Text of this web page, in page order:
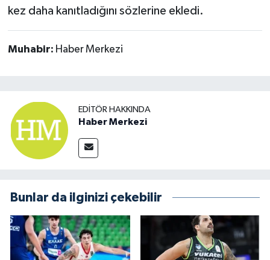
kez daha kanıtladığını sözlerine ekledi.
Muhabir: Haber Merkezi
EDITÖR HAKKINDA
Haber Merkezi
Bunlar da ilginizi çekebilir